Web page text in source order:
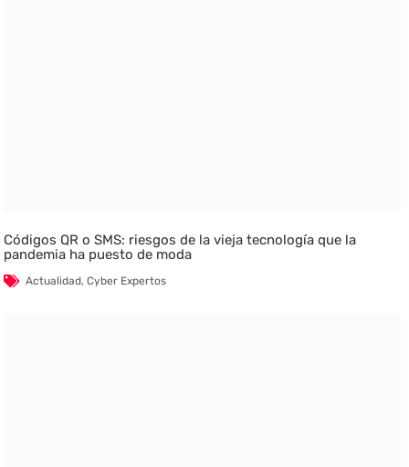
Códigos QR o SMS: riesgos de la vieja tecnología que la
pandemia ha puesto de moda
Actualidad,Cyber Expertos